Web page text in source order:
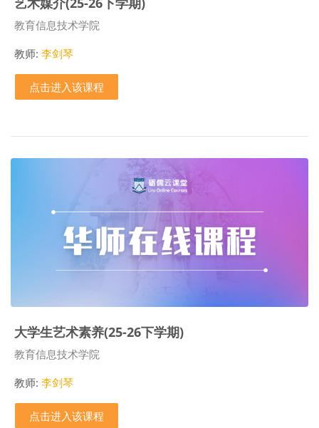
课程类别
教育信息技术学院
教师: 李剑琴
点击进入该课程
大学生艺术素养(25-26下学期)
课程类别
教育信息技术学院
教师: 李剑琴
点击进入该课程